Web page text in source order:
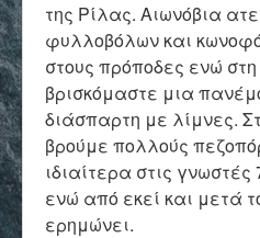
Βουνό και φύση
Φωτο - Video
Επικοινωνία
της Ρίλας. Αιωνόβια
φυλλοβόλων και
στους πρόποδες ενώ
βρισκόμαστε μια
διάσπαρτη με λίμνες.
βρούμε πολλούς
ιδιαίτερα στις
ενώ από εκεί και μετά
ερημώνει.